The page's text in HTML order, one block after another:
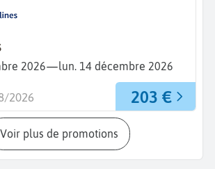
2026—lun. 14 décembre 2026
203 €
2026
Voir plus de promotions